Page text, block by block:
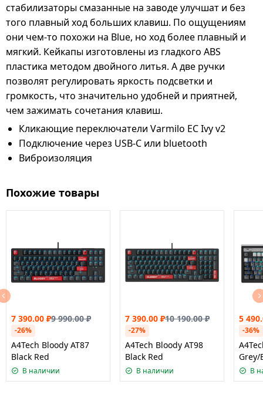
стабилизаторы смазанные на заводе улучшат и без
того плавный ход больших клавиш. По ощущениям
они чем-то похожи на Blue, но ход более плавный и
мягкий. Кейкапы изготовлены из гладкого ABS
пластика методом двойного литья. А две ручки
позволят регулировать яркость подсветки и
громкость, что значительно удобней и приятней,
чем зажимать сочетания клавиш.
Кликающие переключатели Varmilo EC Ivy v2
Подключение через USB-C или bluetooth
Виброизоляция
Похожие товары
7 390.00 ₽9 990.00₽
-26%
A4Tech Bloody AT87
Black Red
В наличии
7 390.00 ₽10 190.00₽
-27%
A4Tech Bloody AT98
Black Red
В наличии
5
-36%
Grey/
В